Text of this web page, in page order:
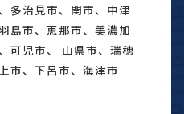
多治見市、関市、中津
島市、恵那市、美濃加
可児市、 山県市、瑞穂
市、下呂市、海津市